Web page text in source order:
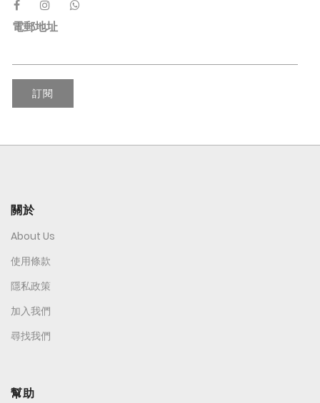
電郵地址
訂閱
關於
About Us
使用條款
隱私政策
加入我們
尋找我們
幫助